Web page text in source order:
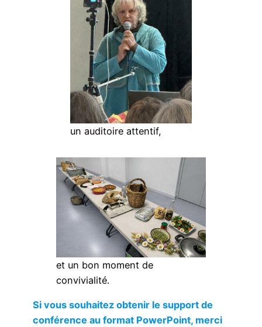
un auditoire attentif,
et un bon moment de
convivialité.
Si vous souhaitez obtenir le support de
conférence au format PowerPoint, merci